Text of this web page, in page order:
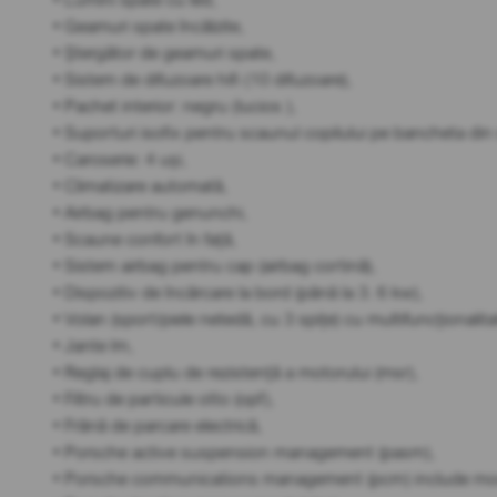
• Geamuri spate încălzite,
• Ștergător de geamuri spate,
• Sistem de difuzoare hifi (10 difuzoare),
• Pachet interior: negru (lucios ),
• Suporturi isofix pentru scaunul copilului pe bancheta
• Caroserie: 4 uși,
• Climatizare automată,
• Airbag pentru genunchi,
• Scaune confort în față,
• Sistem airbag pentru cap (airbag cortină),
• Dispozitiv de încărcare la bord (până la 3. 6 kw),
• Volan (sport/piele netedă, cu 3 spițe) cu
• Jante lm,
• Reglaj de cuplu de rezistență a motorului (msr),
• Filtru de particule otto (opf),
• Frână de parcare electrică,
• Porsche active suspension management (pasm),
• Porsche communications management (pcm) include